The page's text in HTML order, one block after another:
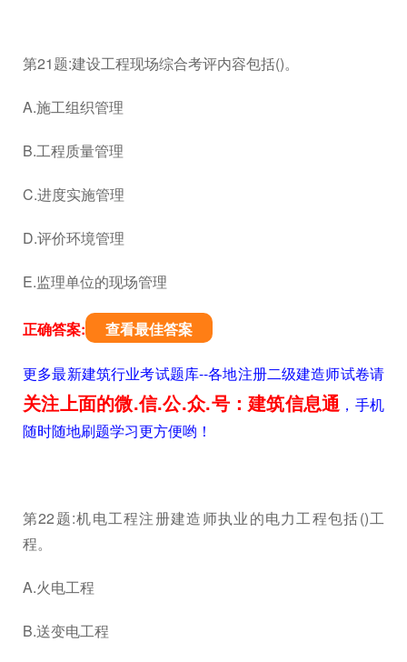
第21题:建设工程现场综合考评内容包括()。
A.施工组织管理
B.工程质量管理
C.进度实施管理
D.评价环境管理
E.监理单位的现场管理
正确答案: 查看最佳答案
更多最新建筑行业考试题库--各地注册二级建造师试卷请
关注上面的微.信.公.众.号：建筑信息通，手机
随时随地刷题学习更方便哟！
第22题:机电工程注册建造师执业的电力工程包括()工
程。
A.火电工程
B.送变电工程